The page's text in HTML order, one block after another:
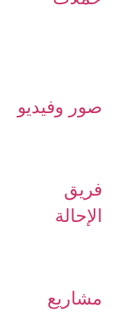
صور وفيديو
فريق
الإحالة
مشاريع